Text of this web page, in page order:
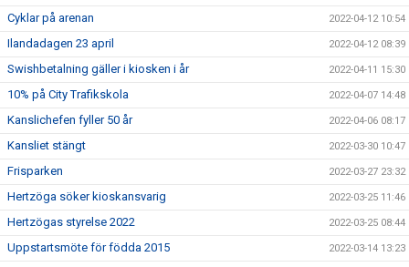
Cyklar på arenan 2022-04-12 10:54
Ilandadagen 23 april 2022-04-12 08:39
Swishbetalning gäller i kiosken i år 2022-04-11 15:30
10% på City Trafikskola 2022-04-07 14:48
Kanslichefen fyller 50 år 2022-04-06 08:17
Kansliet stängt 2022-03-30 10:47
Frisparken 2022-03-27 23:32
Hertzöga söker kioskansvarig 2022-03-25 11:46
Hertzögas styrelse 2022 2022-03-25 08:44
Uppstartsmöte för födda 2015 2022-03-14 13:23